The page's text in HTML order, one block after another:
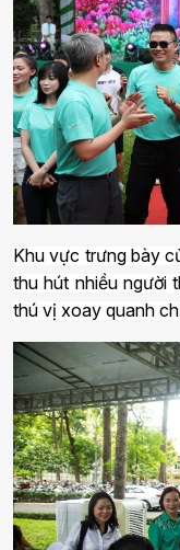
Khu vực trưng bày
thu hút nhiều người
thú vị xoay quanh